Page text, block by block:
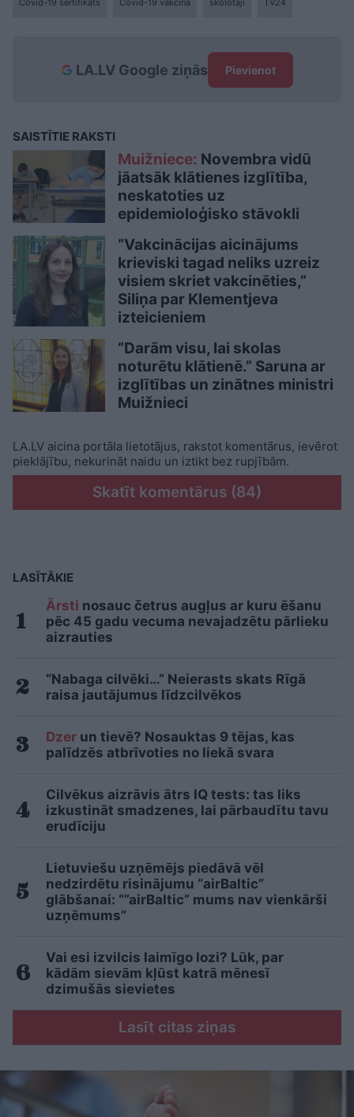
Covid-19 sertifikāts Covid-19 vakcīna skolotāji TV24
LA.LV Google ziņās Pievienot
SAISTĪTIE RAKSTI
Muižniece: Novembra vidū
jāatsāk klātienes izglītība,
neskatoties uz
epidemioloģisko stāvokli
“Vakcinācijas aicinājums
krieviski tagad neliks uzreiz
visiem skriet vakcinēties,”
Siliņa par Klementjeva
izteicieniem
“Darām visu, lai skolas
noturētu klātienē.” Saruna ar
izglītības un zinātnes ministri
Muižnieci
LA.LV aicina portāla lietotājus, rakstot komentārus, ievērot
pieklājību, nekurināt naidu un iztikt bez rupjībām.
Skatīt komentārus (84)
LASĪTĀKIE
Ārsti nosauc četrus augļus ar kuru ēšanu
pēc 45 gadu vecuma nevajadzētu pārlieku
aizrauties
“Nabaga cilvēki…” Neierasts skats Rīgā
raisa jautājumus līdzcilvēkos
Dzer un tievē? Nosauktas 9 tējas, kas
palīdzēs atbrīvoties no liekā svara
Cilvēkus aizrāvis ātrs IQ tests: tas liks
izkustināt smadzenes, lai pārbaudītu tavu
erudīciju
Lietuviešu uzņēmējs piedāvā vēl
nedzirdētu risinājumu “airBaltic”
glābšanai: “”airBaltic” mums nav vienkārši
uzņēmums”
Vai esi izvilcis laimīgo lozi? Lūk, par
kādām sievām kļūst katrā mēnesī
dzimušās sievietes
Lasīt citas ziņas